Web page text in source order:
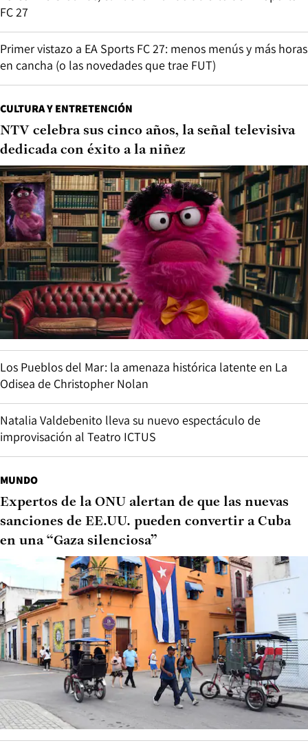
FC 27
Primer vistazo a EA Sports FC 27: menos menús y más horas
en cancha (o las novedades que trae FUT)
CULTURA Y ENTRETENCIÓN
NTV celebra sus cinco años, la señal televisiva
dedicada con éxito a la niñez
Los Pueblos del Mar: la amenaza histórica latente en La
Odisea de Christopher Nolan
Natalia Valdebenito lleva su nuevo espectáculo de
improvisación al Teatro ICTUS
MUNDO
Expertos de la ONU alertan de que las nuevas
sanciones de EE.UU. pueden convertir a Cuba
en una “Gaza silenciosa”